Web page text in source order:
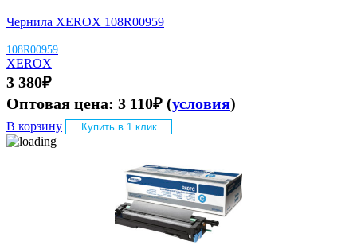
Чернила XEROX 108R00959
108R00959
XEROX
3 380₽
Оптовая цена: 3 110₽ (условия)
В корзину Купить в 1 клик